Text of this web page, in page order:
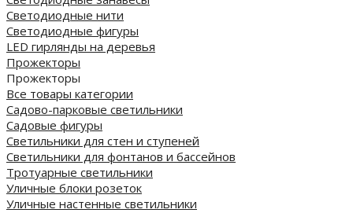
Светодиодные нити
Светодиодные фигуры
LED гирлянды на деревья
Прожекторы
Прожекторы
Все товары категории
Садово-парковые светильники
Садовые фигуры
Светильники для стен и ступеней
Светильники для фонтанов и бассейнов
Тротуарные светильники
Уличные блоки розеток
Уличные настенные светильники